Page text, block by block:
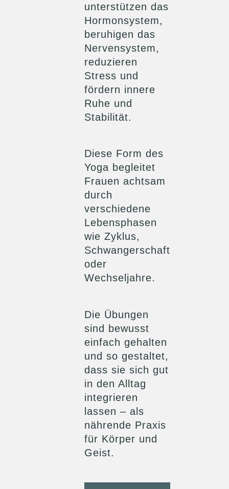
unterstützen das
Hormonsystem,
beruhigen das
Nervensystem,
reduzieren
Stress und
fördern innere
Ruhe und
Stabilität.
Diese Form des
Yoga begleitet
Frauen achtsam
durch
verschiedene
Lebensphasen
wie Zyklus,
Schwangerschaft
oder
Wechseljahre.
Die Übungen
sind bewusst
einfach gehalten
und so gestaltet,
dass sie sich gut
in den Alltag
integrieren
lassen – als
nährende Praxis
für Körper und
Geist.